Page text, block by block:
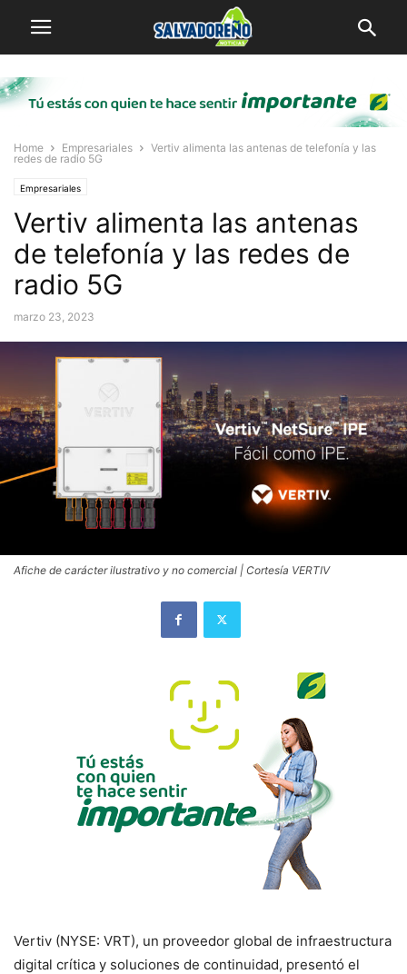
Home Empresariales
Vertiv alimenta las antenas de telefonía y las
redes de radio 5G
Empresariales
Vertiv alimenta las antenas
de telefonía y las redes de
radio 5G
marzo 23, 2023
Afiche de carácter ilustrativo y no comercial | Cortesía VERTIV
Vertiv (NYSE: VRT), un proveedor global de infraestructura
digital crítica y soluciones de continuidad, presentó el